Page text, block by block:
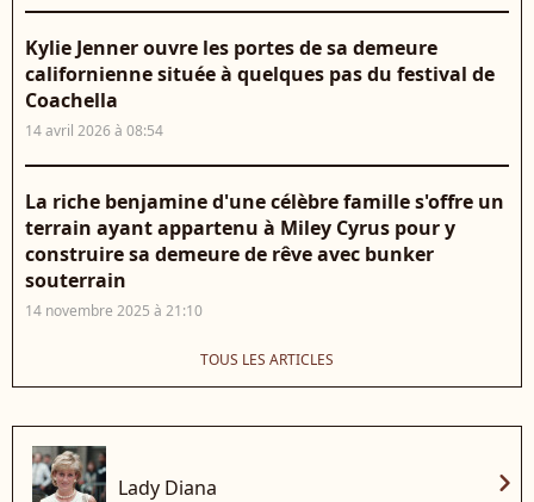
Kylie Jenner ouvre les portes de sa demeure
californienne située à quelques pas du festival de
Coachella
14 avril 2026 à 08:54
La riche benjamine d'une célèbre famille s'offre un
terrain ayant appartenu à Miley Cyrus pour y
construire sa demeure de rêve avec bunker
souterrain
14 novembre 2025 à 21:10
TOUS LES ARTICLES
Lady Diana chevron_right